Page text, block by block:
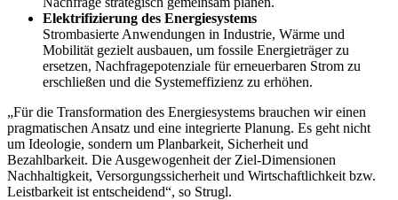
Elektrifizierung des Energiesystems
Strombasierte Anwendungen in Industrie, Wärme und
Mobilität gezielt ausbauen, um fossile Energieträger zu
ersetzen, Nachfragepotenziale für erneuerbaren Strom zu
erschließen und die Systemeffizienz zu erhöhen.
„Für die Transformation des Energiesystems brauchen wir einen
pragmatischen Ansatz und eine integrierte Planung. Es geht nicht
um Ideologie, sondern um Planbarkeit, Sicherheit und
Bezahlbarkeit. Die Ausgewogenheit der Ziel-Dimensionen
Nachhaltigkeit, Versorgungssicherheit und Wirtschaftlichkeit bzw.
Leistbarkeit ist entscheidend“, so Strugl.